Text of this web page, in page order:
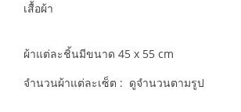
เสื้อผ้า
ผ้าแต่ละชิ้นมีขนาด 45 x 55 cm
จำนวนผ้าแต่ละเซ็ต : ดูจำนวนตามรูป